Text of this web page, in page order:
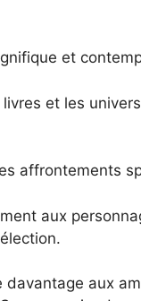
et
et les
affrontements
aux
davantage aux